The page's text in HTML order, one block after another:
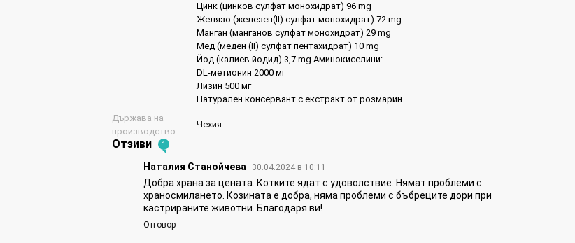
Цинк (цинков сулфат монохидрат) 96 mg
Желязо (железен(II) сулфат монохидрат) 72 mg
Манган (манганов сулфат монохидрат) 29 mg
Мед (меден (II) сулфат пентахидрат) 10 mg
Йод (калиев йодид) 3,7 mg Аминокиселини:
DL-метионин 2000 мг
Лизин 500 мг
Натурален консервант с екстракт от розмарин.
Държава на
производство
Чехия
Отзиви 1
Наталия Станойчева 30.04.2024 в 10:11
Добра храна за цената. Котките ядат с удоволствие. Нямат проблеми с
храносмилането. Козината е добра, няма проблеми с бъбреците дори при
кастрираните животни. Благодаря ви!
Отговор